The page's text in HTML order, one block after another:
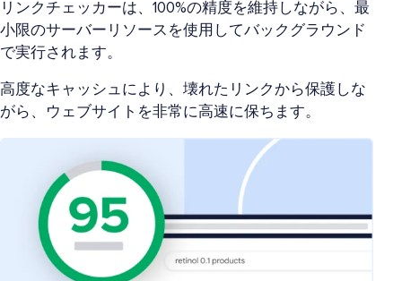
リンクチェッカーは、100%の精度を維持しながら、最
小限のサーバーリソースを使用してバックグラウンド
で実行されます。
高度なキャッシュにより、壊れたリンクから保護しな
がら、ウェブサイトを非常に高速に保ちます。